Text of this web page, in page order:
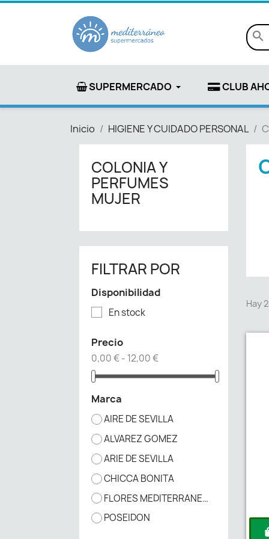
search
SUPERMERCADO CLUB
Inicio HIGIENE Y CUIDADO PERSONAL
COLONIA Y
PERFUMES
MUJER
FILTRAR POR
Disponibilidad
En stock
Precio
0,00 € - 12,00 €
Marca
AIRE DE SEVILLA
ALVAREZ GOMEZ
ARIE DE SEVILLA
CHICCA BONITA
FLORES MEDITERRANEAS
POSEIDON
Hay